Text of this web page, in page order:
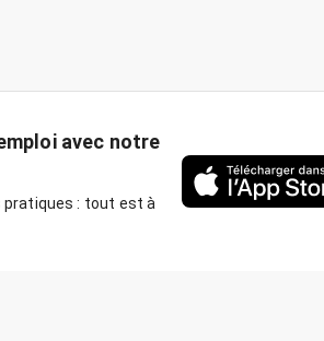
avec notre
: tout est à